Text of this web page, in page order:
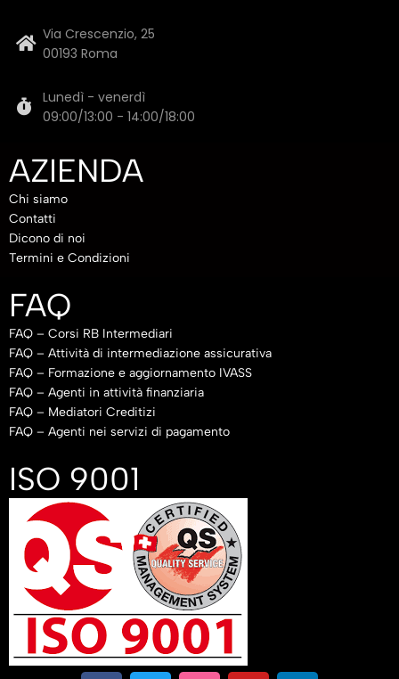
Via Crescenzio, 25
00193 Roma
Lunedì - venerdì
09:00/13:00 - 14:00/18:00
AZIENDA
Chi siamo
Contatti
Dicono di noi
Termini e Condizioni
FAQ
FAQ – Corsi RB Intermediari
FAQ – Attività di intermediazione assicurativa
FAQ – Formazione e aggiornamento IVASS
FAQ – Agenti in attività finanziaria
FAQ – Mediatori Creditizi
FAQ – Agenti nei servizi di pagamento
ISO 9001